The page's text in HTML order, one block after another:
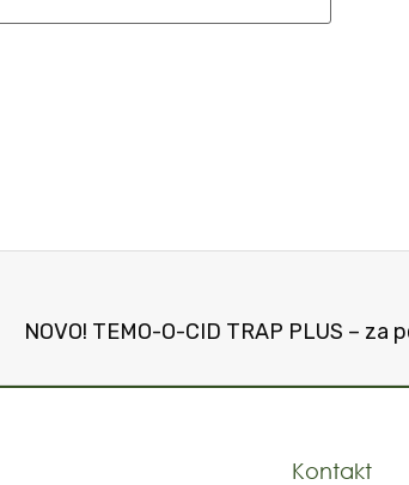
NOVO! TEMO-O-CID TRAP PLUS –
Kontakt